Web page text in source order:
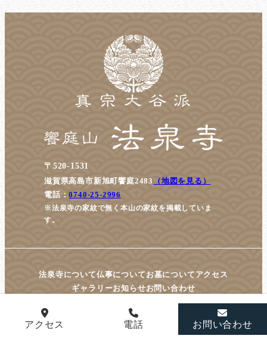
〒520-1531
滋賀県高島市新旭町饗庭2483
（地図を見る）
電話：0740-25-2996
※法泉寺の家紋で無く本山の家紋を掲載していま
す。
法泉寺について仏事について お墓について アクセス
ギャラリーお知らせお問い合わせ
© housenji All Rights Reserved.
アクセス 電話 お問い合わせ